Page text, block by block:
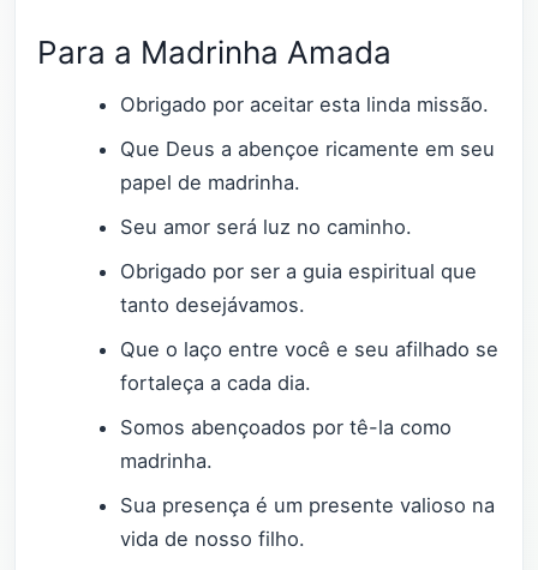
Para a Madrinha Amada
Obrigado por aceitar esta linda missão.
Que Deus a abençoe ricamente em seu
papel de madrinha.
Seu amor será luz no caminho.
Obrigado por ser a guia espiritual que
tanto desejávamos.
Que o laço entre você e seu afilhado se
fortaleça a cada dia.
Somos abençoados por tê-la como
madrinha.
Sua presença é um presente valioso na
vida de nosso filho.